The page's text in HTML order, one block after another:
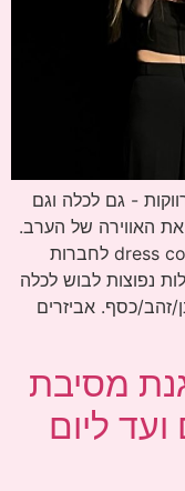
- גם לכלה וגם
האווירה של הערב.
תוכן המאמר: לבוש לכלה - 3 סגנונות dress code לחברות
נפוצות לבוש לכלה
לבן/זהב/כסף. אביזרים
מסיבת
ועד ליום